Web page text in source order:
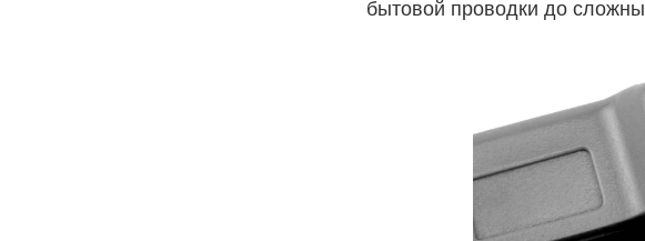
бытовой проводки до